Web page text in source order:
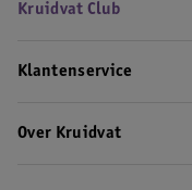
Kruidvat Club
Klantenservice
Over Kruidvat